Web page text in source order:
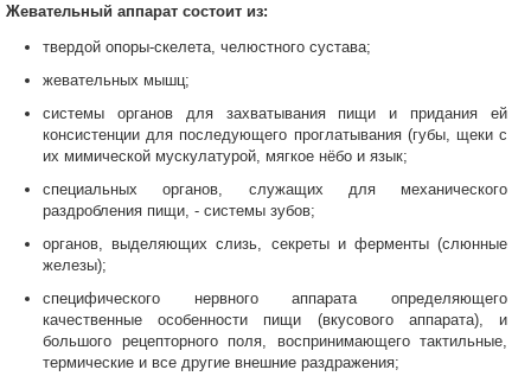
Жевательный аппарат состоит из:
твердой опоры-скелета, челюстного сустава;
жевательных мышц;
системы органов для захватывания пищи и придания ей
консистенции для последующего проглатывания (губы, щеки с
их мимической мускулатурой, мягкое нёбо и язык;
специальных органов, служащих для механического
раздробления пищи, - системы зубов;
органов, выделяющих слизь, секреты и ферменты (слюнные
железы);
специфического нервного аппарата определяющего
качественные особенности пищи (вкусового аппарата), и
большого рецепторного поля, воспринимающего тактильные,
термические и все другие внешние раздражения;